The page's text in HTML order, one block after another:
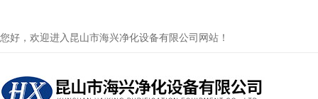
您好，欢迎进入昆山市海兴净化设备有限公司网站！